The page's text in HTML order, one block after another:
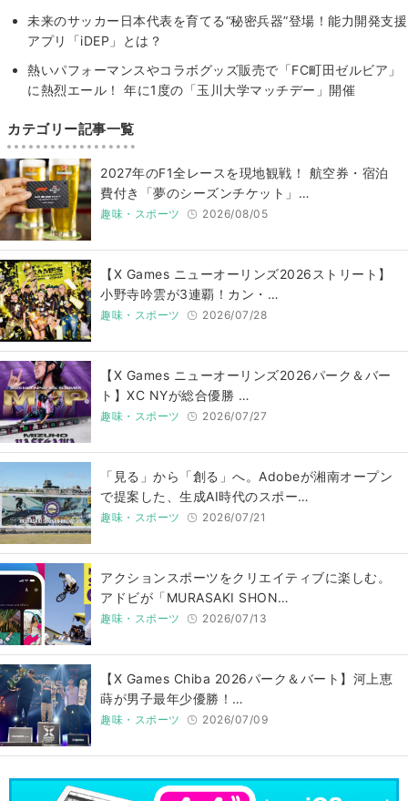
未来のサッカー日本代表を育てる“秘密兵器”登場！能力開発支援
アプリ「iDEP」とは？
熱いパフォーマンスやコラボグッズ販売で「FC町田ゼルビア」
に熱烈エール！ 年に1度の「玉川大学マッチデー」開催
カテゴリー記事一覧
2027年のF1全レースを現地観戦！ 航空券・宿泊
費付き「夢のシーズンチケット」…
趣味・スポーツ 2026/08/05
【X Games ニューオーリンズ2026ストリート】
小野寺吟雲が3連覇！カン・…
趣味・スポーツ 2026/07/28
【X Games ニューオーリンズ2026パーク＆バー
ト】XC NYが総合優勝 …
趣味・スポーツ 2026/07/27
「見る」から「創る」へ。Adobeが湘南オープン
で提案した、生成AI時代のスポー…
趣味・スポーツ 2026/07/21
アクションスポーツをクリエイティブに楽しむ。
アドビが「MURASAKI SHON…
趣味・スポーツ 2026/07/13
【X Games Chiba 2026パーク＆バート】河上恵
蒔が男子最年少優勝！…
趣味・スポーツ 2026/07/09